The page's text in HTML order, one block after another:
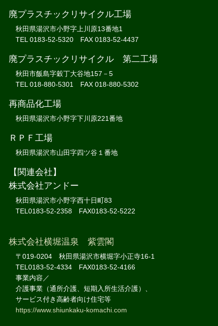
廃プラスチックリサイクル工場
秋田県湯沢市小野字上川原13番地1
TEL 0183-52-5320 FAX 0183-52-4437
廃プラスチックリサイクル 第二工場
秋田市飯島字穀丁大谷地157－5
TEL 018-880-5301 FAX 018-880-5302
再商品化工場
秋田県湯沢市小野字下川原221番地
ＲＰＦ工場
秋田県湯沢市山田字四ツ谷１番地
【関連会社】
株式会社アンドー
秋田県湯沢市小野字西十日町83
TEL0183-52-2358 FAX0183-52-5222
株式会社横堀温泉 紫雲閣
〒019-0204 秋田県湯沢市横堀字小正寺16-1
TEL0183-52-4334 FAX0183-52-4166
事業内容／
介護事業（通所介護、短期入所生活介護）、
サービス付き高齢者向け住宅等
https://www.shiunkaku-komachi.com